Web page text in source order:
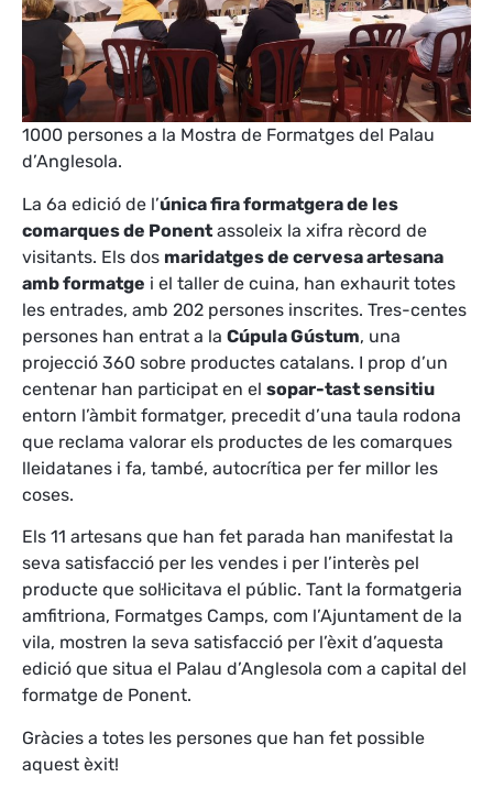
1000 persones a la Mostra de Formatges del Palau
d’Anglesola.
La 6a edició de l’única fira formatgera de les
comarques de Ponent assoleix la xifra rècord de
visitants. Els dos maridatges de cervesa artesana
amb formatge i el taller de cuina, han exhaurit totes
les entrades, amb 202 persones inscrites. Tres-centes
persones han entrat a la Cúpula Gústum, una
projecció 360 sobre productes catalans. I prop d’un
centenar han participat en el sopar-tast sensitiu
entorn l’àmbit formatger, precedit d’una taula rodona
que reclama valorar els productes de les comarques
lleidatanes i fa, també, autocrítica per fer millor les
coses.
Els 11 artesans que han fet parada han manifestat la
seva satisfacció per les vendes i per l’interès pel
producte que sol·licitava el públic. Tant la formatgeria
amfitriona, Formatges Camps, com l’Ajuntament de la
vila, mostren la seva satisfacció per l’èxit d’aquesta
edició que situa el Palau d’Anglesola com a capital del
formatge de Ponent.
Gràcies a totes les persones que han fet possible
aquest èxit!